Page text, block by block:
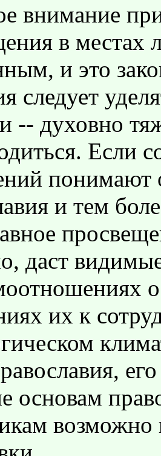
внимание
в местах
и это
следует
-- духовно
Если
понимают
и тем
даст
их к
основам
возможно